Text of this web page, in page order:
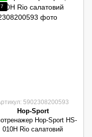
7
5902308200593
Hop-Sport
Hop-Sport HS-
010H Rio салатовий